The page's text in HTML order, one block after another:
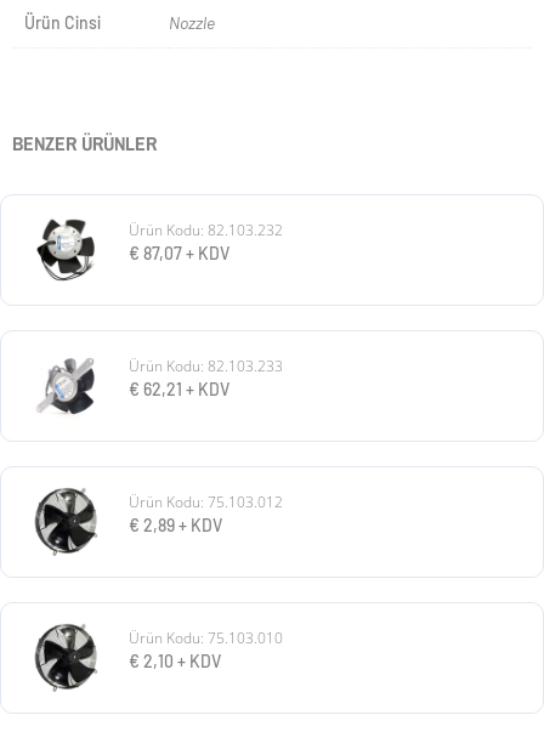
Ürün Cinsi Nozzle
BENZER ÜRÜNLER
Ürün Kodu: 82.103.232
€ 87,07+ KDV
Ürün Kodu: 82.103.233
€ 62,21 + KDV
Ürün Kodu: 75.103.012
€ 2,89+ KDV
Ürün Kodu: 75.103.010
€ 2,10 + KDV